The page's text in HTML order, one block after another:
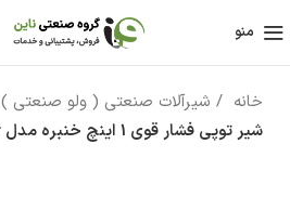
منو
خانه شیرآلات صنعتی ( ولو صنعتی )
شیر توپی فشار قوی 1 اینچ خنبره مدل 06 2007